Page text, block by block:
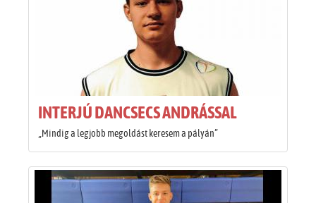
INTERJÚ DANCSECS ANDRÁSSAL
„Mindig a legjobb megoldást keresem a pályán”